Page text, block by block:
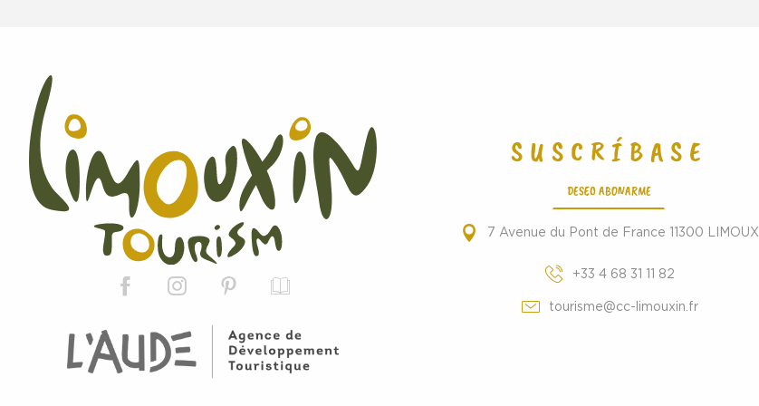
SUSCRÍBASE
DESEO ABONARME
7 Avenue du Pont de France 11300 LIMOUX
+33 4 68 31 11 82
tourisme@cc-limouxin.fr